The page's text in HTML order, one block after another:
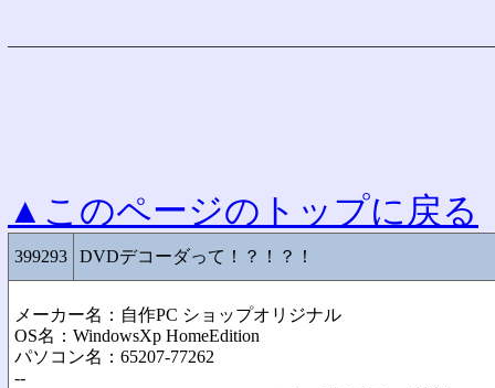
▲このページのトップに戻る
399293 DVDデコーダって！？！？！
メーカー名：自作PC ショップオリジナル
OS名：WindowsXp HomeEdition
パソコン名：65207-77262
--